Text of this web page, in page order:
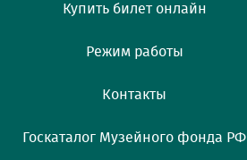
Купить билет онлайн
Режим работы
Контакты
Госкаталог Музейного фонда РФ